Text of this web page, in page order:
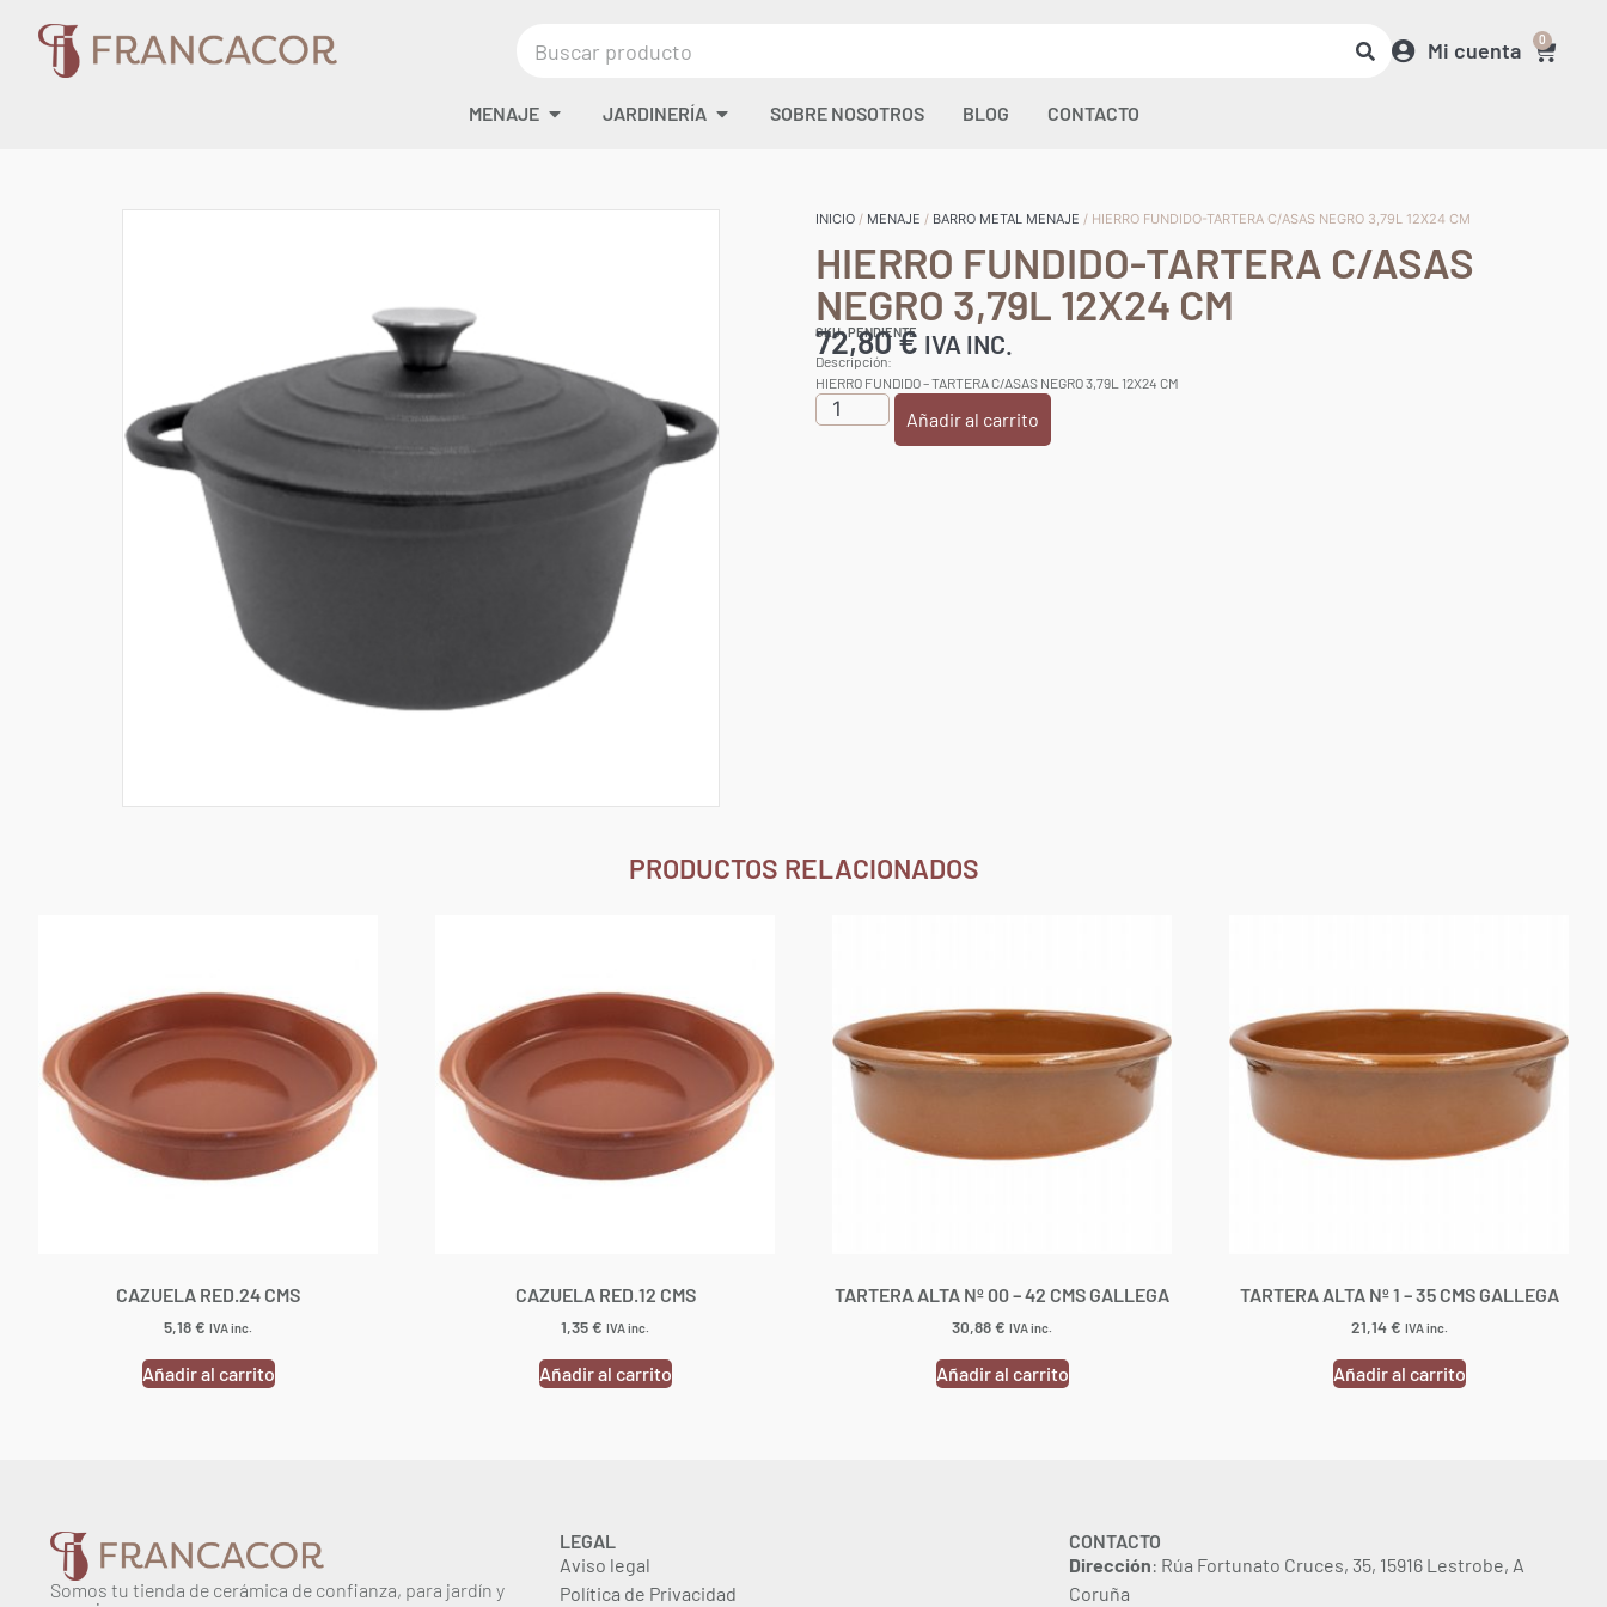
Mi cuenta 0
MENAJE JARDINERÍA SOBRE NOSOTROS BLOG CONTACTO
INICIO / MENAJE / BARRO METAL MENAJE / HIERRO FUNDIDO-TARTERA C/ASAS NEGRO 3,79L 12X24 CM
HIERRO FUNDIDO-TARTERA C/ASAS
NEGRO 3,79L 12X24 CM
SKU: PENDIENTE
72,80€ IVA INC.
Descripción:
HIERRO FUNDIDO – TARTERA C/ASAS NEGRO 3,79L 12X24 CM
Añadir al carrito
PRODUCTOS RELACIONADOS
CAZUELA RED.24 CMS
5,18€ IVA inc.
Añadir al carrito
CAZUELA RED.12 CMS
1,35€ IVA inc.
Añadir al carrito
TARTERA ALTA Nº 00 – 42 CMS GALLEGA
30,88€ IVA inc.
Añadir al carrito
TARTERA ALTA Nº 1 – 35 CMS GALLEGA
21,14€ IVA inc.
Añadir al carrito
Somos tu tienda de cerámica de confianza, para jardín y
LEGAL
Aviso legal
Política de Privacidad
CONTACTO
Dirección: Rúa Fortunato Cruces, 35, 15916 Lestrobe, A
Coruña